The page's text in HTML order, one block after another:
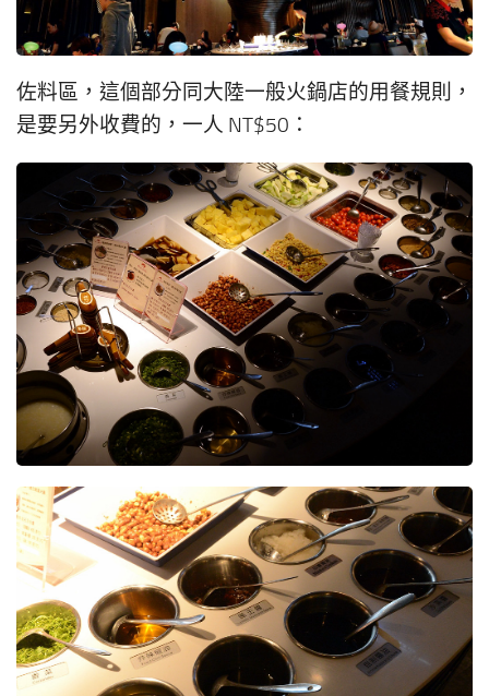
佐料區，這個部分同大陸一般火鍋店的用餐規則，
是要另外收費的，一人 NT$50：